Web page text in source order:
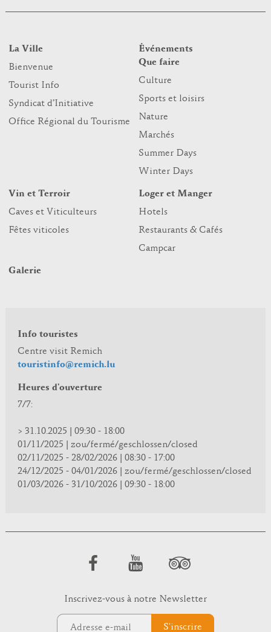
La Ville
Bienvenue
Tourist Info
Syndicat d’Initiative
Office Régional du Tourisme
Événements
Que faire
Culture
Sports et loisirs
Nature
Marchés
Summer Days
Winter Days
Vin et Terroir
Caves et Viticulteurs
Fêtes viticoles
Loger et Manger
Hotels
Restaurants & Cafés
Campcar
Galerie
Info touristes
Centre visit Remich
touristinfo@remich.lu
Heures d'ouverture
7/7:
> 31.10.2025 | 09:30 - 18:00
01/11/2025 | zou/fermé/geschlossen/closed
02/11/2025 - 28/02/2026 | 08:30 - 17:00
24/12/2025 - 04/01/2026 | zou/fermé/geschlossen/closed
01/03/2026 - 31/10/2026 | 09:30 - 18:00
Inscrivez-vous à notre Newsletter
S'inscrire